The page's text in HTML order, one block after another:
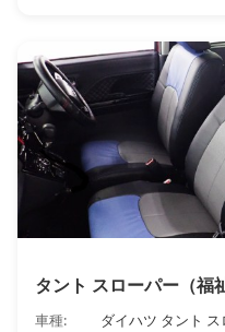
タント スローパー（福
車種:
ダイハツ タント ス